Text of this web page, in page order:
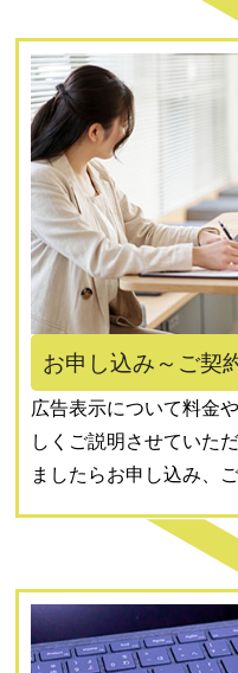
お申し込み～ご契
広告表示について料金
しくご説明させていた
ましたらお申し込み、